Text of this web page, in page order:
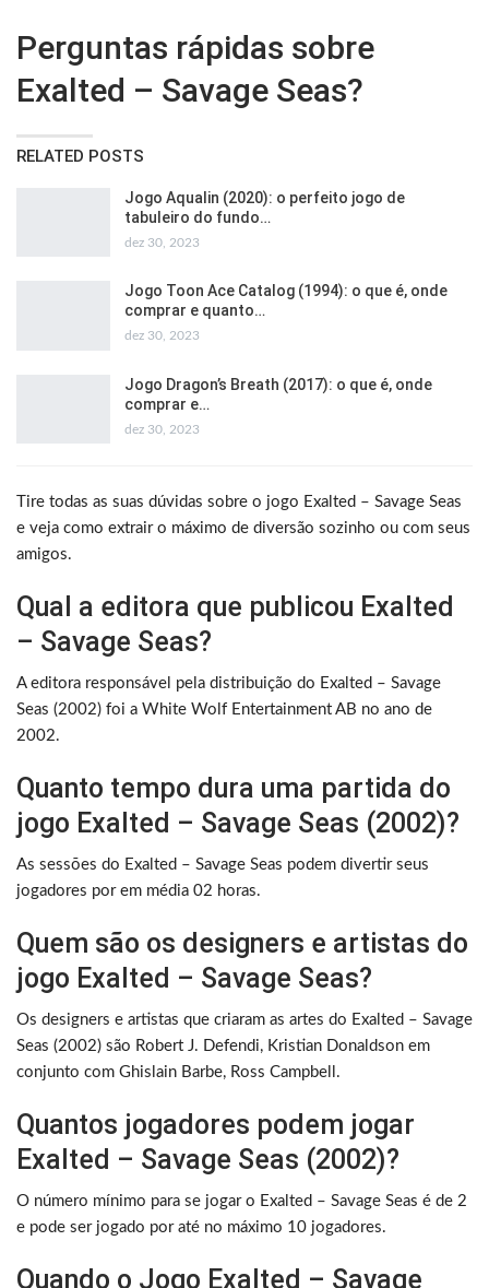
Perguntas rápidas sobre
Exalted – Savage Seas?
RELATED POSTS
Jogo Aqualin (2020): o perfeito jogo de
tabuleiro do fundo…
dez 30, 2023
Jogo Toon Ace Catalog (1994): o que é, onde
comprar e quanto…
dez 30, 2023
Jogo Dragon’s Breath (2017): o que é, onde
comprar e…
dez 30, 2023
Tire todas as suas dúvidas sobre o jogo Exalted – Savage Seas
e veja como extrair o máximo de diversão sozinho ou com seus
amigos.
Qual a editora que publicou Exalted
– Savage Seas?
A editora responsável pela distribuição do Exalted – Savage
Seas (2002) foi a White Wolf Entertainment AB no ano de
2002.
Quanto tempo dura uma partida do
jogo Exalted – Savage Seas (2002)?
As sessões do Exalted – Savage Seas podem divertir seus
jogadores por em média 02 horas.
Quem são os designers e artistas do
jogo Exalted – Savage Seas?
Os designers e artistas que criaram as artes do Exalted – Savage
Seas (2002) são Robert J. Defendi, Kristian Donaldson em
conjunto com Ghislain Barbe, Ross Campbell.
Quantos jogadores podem jogar
Exalted – Savage Seas (2002)?
O número mínimo para se jogar o Exalted – Savage Seas é de 2
e pode ser jogado por até no máximo 10 jogadores.
Quando o Jogo Exalted – Savage